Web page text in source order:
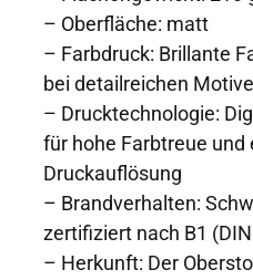
– Oberfläche: matt
– Farbdruck: Brillante
bei detailreichen
– Drucktechnologie:
für hohe Farbtreue und
Druckauflösung
– Brandverhalten:
zertifiziert nach B1
– Herkunft: Der